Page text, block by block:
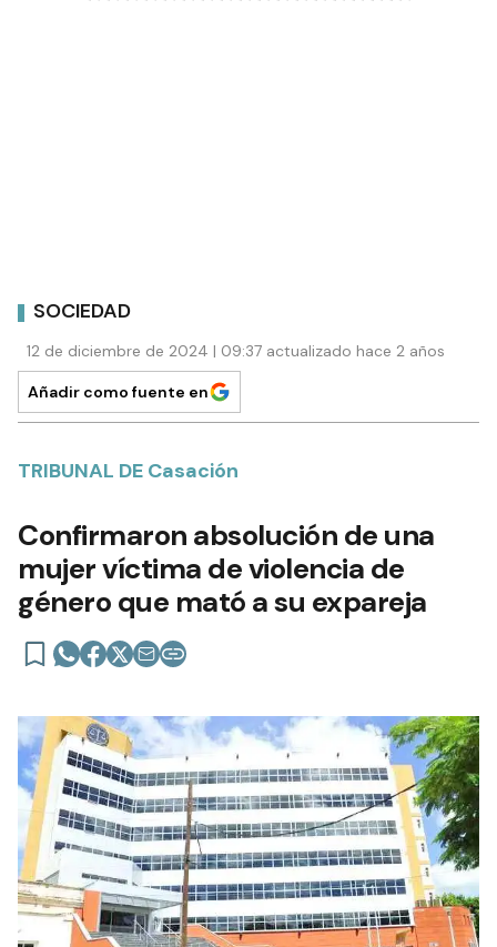
SOCIEDAD
12 de diciembre de 2024 | 09:37 actualizado hace 2 años
Añadir como fuente en
TRIBUNAL DE Casación
Confirmaron absolución de una
mujer víctima de violencia de
género que mató a su expareja